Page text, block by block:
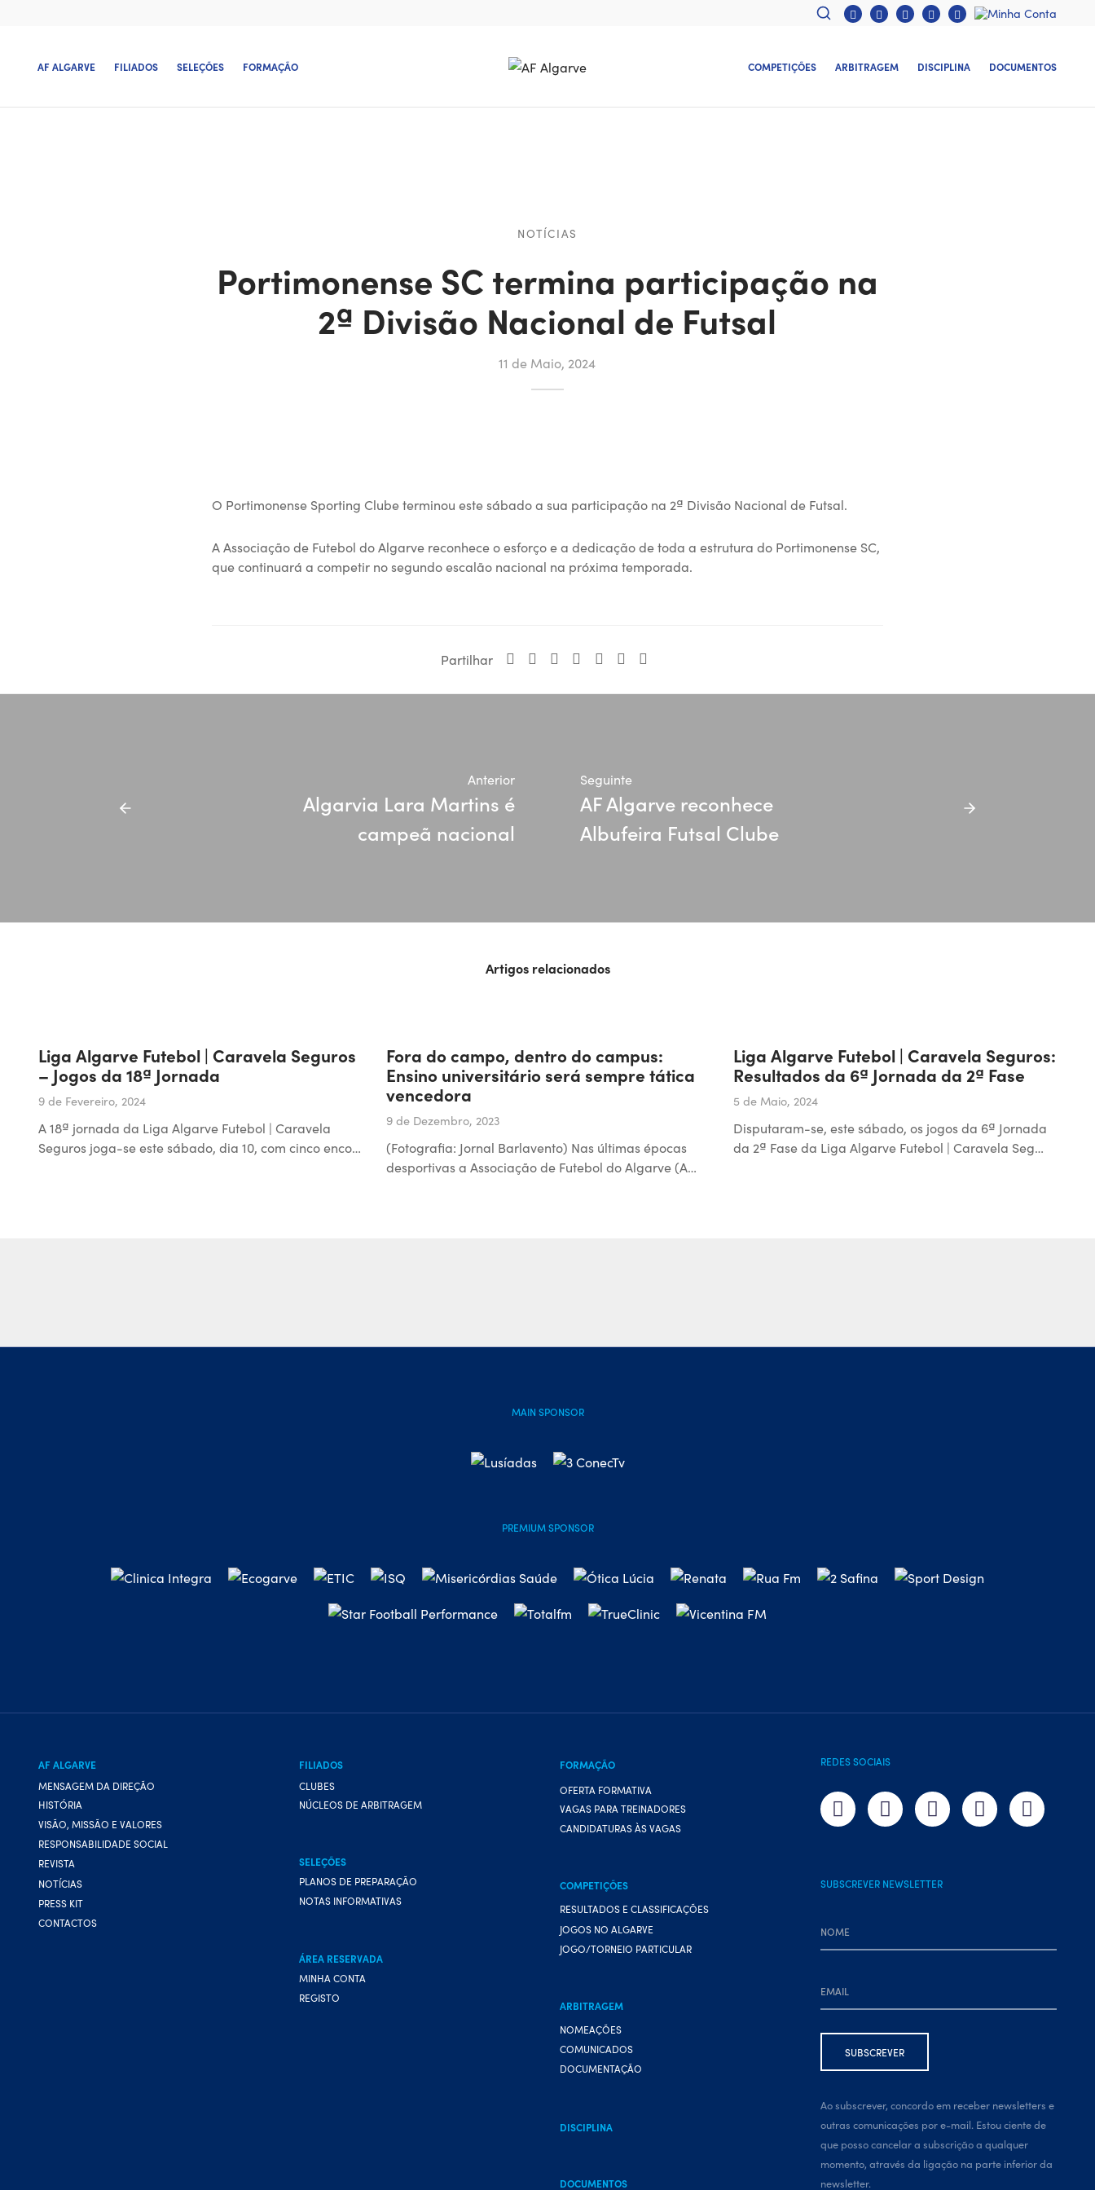
AF ALGARVE FILIADOS SELEÇÕES FORMAÇÃO COMPETIÇÕES ARBITRAGEM DISCIPLINA DOCUMENTOS
NOTÍCIAS
Portimonense SC termina participação na
2ª Divisão Nacional de Futsal
11 de Maio, 2024
O Portimonense Sporting Clube terminou este sábado a sua participação na 2ª Divisão Nacional de Futsal.
A Associação de Futebol do Algarve reconhece o esforço e a dedicação de toda a estrutura do Portimonense SC,
que continuará a competir no segundo escalão nacional na próxima temporada.
Partilhar
Anterior
Algarvia Lara Martins é
campeã nacional
Seguinte
AF Algarve reconhece
Albufeira Futsal Clube
Artigos relacionados
Liga Algarve Futebol | Caravela Seguros
– Jogos da 18ª Jornada
9 de Fevereiro, 2024
A 18ª jornada da Liga Algarve Futebol | Caravela
Seguros joga-se este sábado, dia 10, com cinco enco…
Fora do campo, dentro do campus:
Ensino universitário será sempre tática
vencedora
9 de Dezembro, 2023
(Fotografia: Jornal Barlavento) Nas últimas épocas
desportivas a Associação de Futebol do Algarve (A…
Liga Algarve Futebol | Caravela Seguros:
Resultados da 6ª Jornada da 2ª Fase
5 de Maio, 2024
Disputaram-se, este sábado, os jogos da 6ª Jornada
da 2ª Fase da Liga Algarve Futebol | Caravela Seg…
MAIN SPONSOR
PREMIUM SPONSOR
AF ALGARVE
MENSAGEM DA DIREÇÃO
HISTÓRIA
VISÃO, MISSÃO E VALORES
RESPONSABILIDADE SOCIAL
REVISTA
NOTÍCIAS
PRESS KIT
CONTACTOS
FILIADOS
CLUBES
NÚCLEOS DE ARBITRAGEM
SELEÇÕES
PLANOS DE PREPARAÇÃO
NOTAS INFORMATIVAS
ÁREA RESERVADA
MINHA CONTA
REGISTO
FORMAÇÃO
OFERTA FORMATIVA
VAGAS PARA TREINADORES
CANDIDATURAS ÀS VAGAS
COMPETIÇÕES
RESULTADOS E CLASSIFICAÇÕES
JOGOS NO ALGARVE
JOGO/TORNEIO PARTICULAR
ARBITRAGEM
NOMEAÇÕES
COMUNICADOS
DOCUMENTAÇÃO
DISCIPLINA
DOCUMENTOS
REDES SOCIAIS
SUBSCREVER NEWSLETTER
Ao subscrever, concordo em receber newsletters e
outras comunicações por e-mail. Estou ciente de
que posso cancelar a subscrição a qualquer
momento, através da ligação na parte inferior da
newsletter.